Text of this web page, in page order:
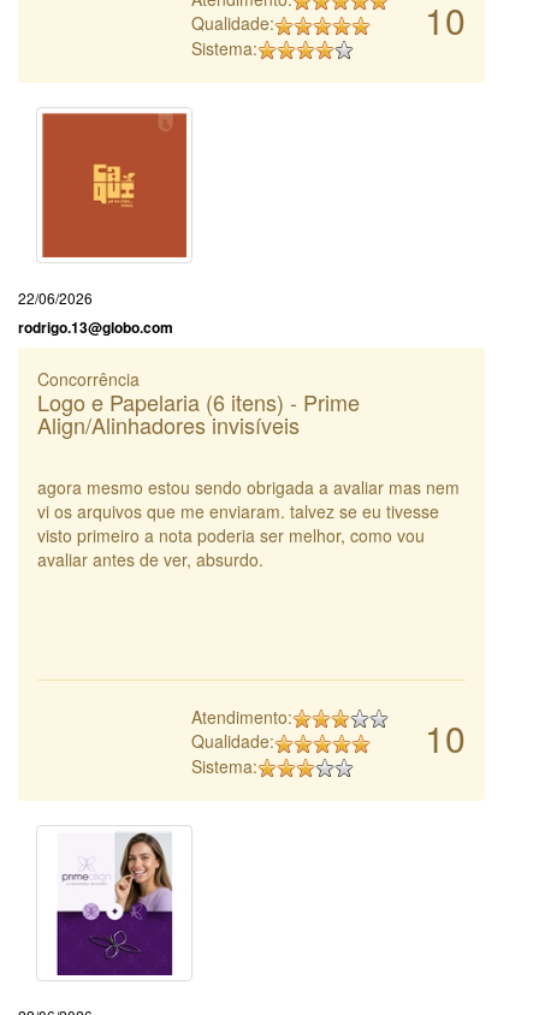
10
Qualidade:
Sistema:
22/06/2026
rodrigo.13@globo.com
Concorrência
Logo e Papelaria (6 itens) - Prime
Align/Alinhadores invisíveis
agora mesmo estou sendo obrigada a avaliar mas nem
vi os arquivos que me enviaram. talvez se eu tivesse
visto primeiro a nota poderia ser melhor, como vou
avaliar antes de ver, absurdo.
10
Atendimento:
Qualidade:
Sistema: